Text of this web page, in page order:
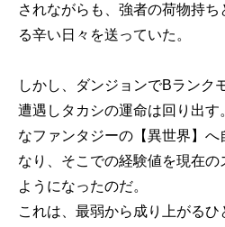
されながらも、強者の荷物持
る辛い日々を送っていた。
しかし、ダンジョンでBランク
遭遇しタカシの運命は回り出す
なファンタジーの【異世界】
なり、そこでの経験値を現在
ようになったのだ。
これは、最弱から成り上がる